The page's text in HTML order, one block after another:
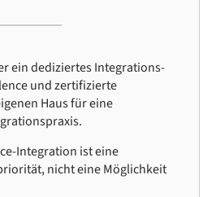
ein dediziertes Integrations-
und zertifizierte
Haus für eine
Integration ist eine
nicht eine Möglichkeit